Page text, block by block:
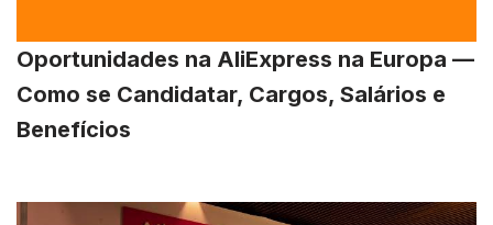
Oportunidades na AliExpress na Europa —
Como se Candidatar, Cargos, Salários e
Benefícios